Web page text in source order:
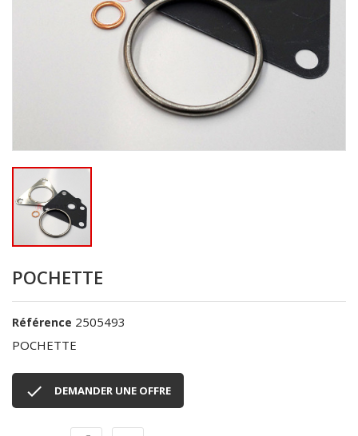
POCHETTE
Référence 2505493
POCHETTE
 DEMANDER UNE OFFRE